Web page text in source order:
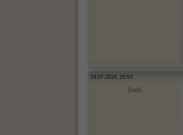
18.07.2018, 20:53
Soda